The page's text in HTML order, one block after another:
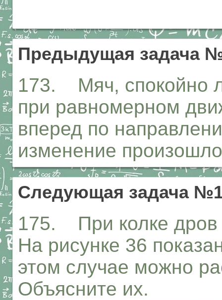
Предыдущая задача
173. Мяч, спокойно
при равномерном
вперед по
изменение
Следующая задача
175. При колке дров
На рисунке 36
этом случае можно
Объясните их.